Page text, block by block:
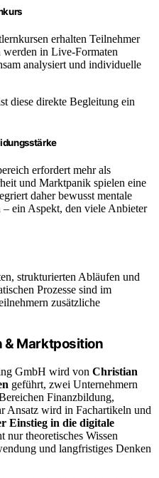
erhalten Teilnehmer
werden in Live-Formaten
analysiert und individuelle
diese direkte Begleitung ein
erfordert mehr als
und Marktpanik spielen eine
daher bewusst mentale
ein Aspekt, den viele Anbieter
strukturierten Abläufen und
Prozesse sind im
zusätzliche
& Marktposition
GmbH wird von Christian
geführt, zwei Unternehmern
Finanzbildung,
Ansatz wird in Fachartikeln und
Einstieg in die digitale
nur theoretisches Wissen
und langfristiges Denken